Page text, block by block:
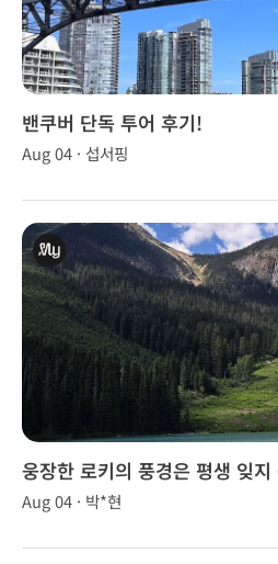
밴쿠버 단독 투어 후기!
Aug 04 · 섭서핑
웅장한 로키의 풍경은 평생 잊
Aug 04 · 박*현